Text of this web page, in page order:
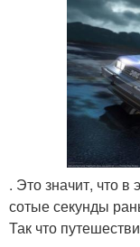
. Это значит, что в
сотые секунды
Так что